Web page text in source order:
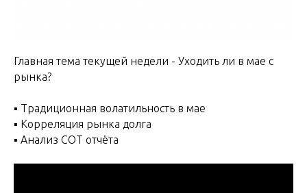
Главная тема текущей недели - Уходить ли в мае с
рынка?
▪️ Традиционная волатильность в мае
▪️ Корреляция рынка долга
▪️ Анализ СОТ отчёта